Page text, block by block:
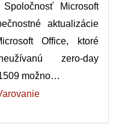
Spoločnosť Microsoft
aktualizácie
Office, ktoré
zero-day
možno…